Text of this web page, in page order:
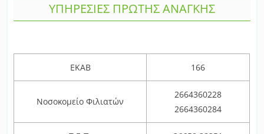
ΥΠΗΡΕΣΙΕΣ ΠΡΩΤΗΣ ΑΝΑΓΚΗΣ
ΕΚΑΒ 166
Νοσοκομείο Φιλιατών
2664360228
2664360284